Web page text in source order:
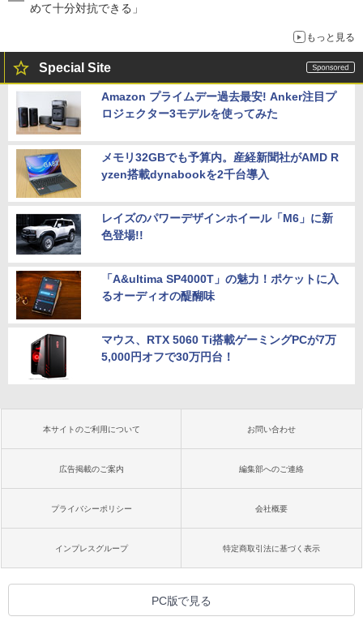
めて十分対抗できる」
もっと見る
Special Site
Amazon プライムデー過去最安! Anker注目プ
ロジェクター3モデルを使ってみた
メモリ32GBでも予算内。産経新聞社がAMD R
yzen搭載dynabookを2千台導入
レイズのパワーデザインホイール「M6」に新
色登場!!
「A&ultima SP4000T」の魅力！ポケットに入
るオーディオの醍醐味
マウス、RTX 5060 Ti搭載ゲーミングPCが7万
5,000円オフで30万円台！
本サイトのご利用について お問い合わせ
広告掲載のご案内 編集部へのご連絡
プライバシーポリシー 会社概要
インプレスグループ 特定商取引法に基づく表示
PC版で見る